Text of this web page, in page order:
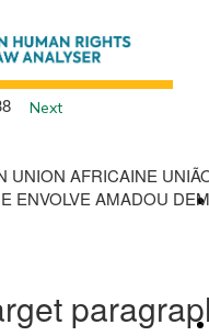
Next
UNION AFRICAINE
ENVOLVE AMADOU